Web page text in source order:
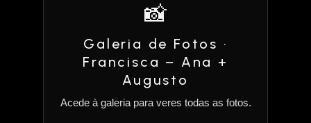
📸
Galeria de Fotos ·
Francisca – Ana +
Augusto
Acede à galeria para veres todas as fotos.